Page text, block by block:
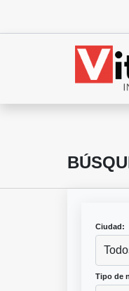
Ciudad:
Tipo de